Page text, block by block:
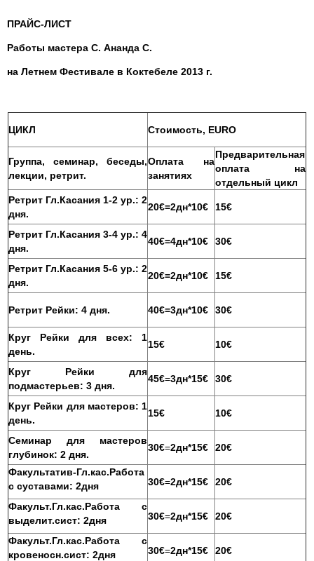
ПРАЙС-ЛИСТ
Работы мастера С. Ананда С.
на Летнем Фестивале в Коктебеле 2013 г.
ЦИКЛ Стоимость, EURO
Группа, семинар, беседы,
лекции, ретрит.
Оплата на
занятиях
Предварительная
оплата на
отдельный цикл
Ретрит Гл.Касания 1-2 ур.: 2
дня.
20€=2дн*10€ 15€
Ретрит Гл.Касания 3-4 ур.: 4
дня.
40€=4дн*10€ 30€
Ретрит Гл.Касания 5-6 ур.: 2
дня.
20€=2дн*10€ 15€
Ретрит Рейки: 4 дня. 40€=3дн*10€ 30€
Круг Рейки для всех: 1
день.
15€ 10€
Круг Рейки для
подмастерьев: 3 дня.
45€=3дн*15€ 30€
Круг Рейки для мастеров: 1
день.
15€ 10€
Семинар для мастеров
глубинок: 2 дня.
30€=2дн*15€ 20€
Факультатив-Гл.кас.Работа
с суставами: 2дня
30€=2дн*15€ 20€
Факульт.Гл.кас.Работа с
выделит.сист: 2дня
30€=2дн*15€ 20€
Факульт.Гл.кас.Работа с
кровеносн.сист: 2дня
30€=2дн*15€ 20€